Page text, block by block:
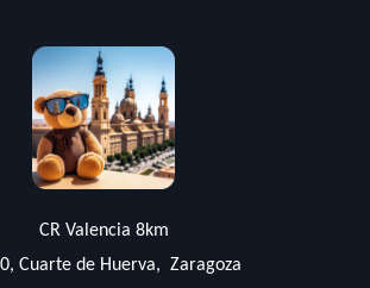
CR Valencia 8km
Cuarte de Huerva, Zaragoza